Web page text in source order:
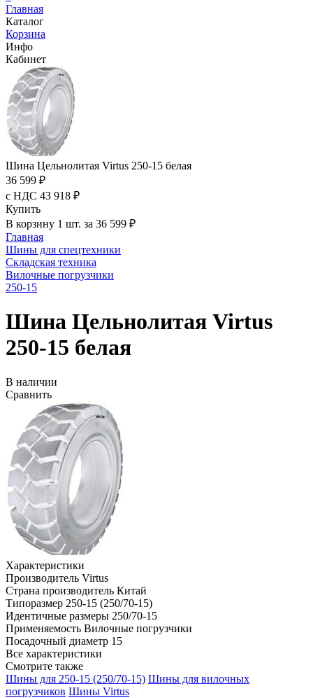
Главная
Каталог
Корзина
Инфо
Кабинет
Шина Цельнолитая Virtus 250-15 белая
36 599 ₽
с НДС 43 918 ₽
Купить
В корзину 1 шт. за 36 599 ₽
Главная
Шины для спецтехники
Складская техника
Вилочные погрузчики
250-15
Шина Цельнолитая Virtus
250-15 белая
В наличии
Сравнить
Характеристики
Производитель Virtus
Страна производитель Китай
Типоразмер 250-15 (250/70-15)
Идентичные размеры 250/70-15
Применяемость Вилочные погрузчики
Посадочный диаметр 15
Все характеристики
Смотрите также
Шины для 250-15 (250/70-15) Шины для вилочных
погрузчиков Шины Virtus